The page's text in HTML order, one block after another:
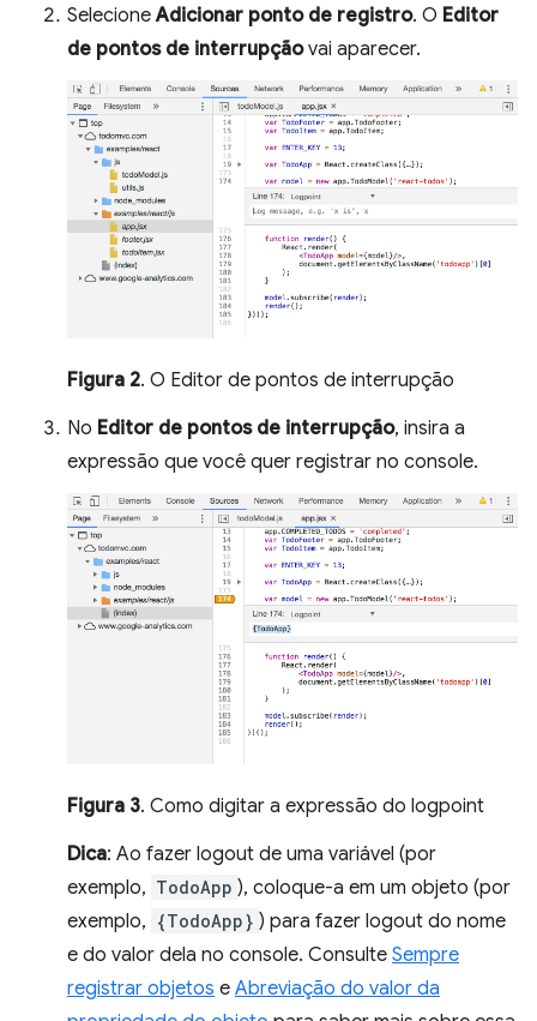
SelecioneAdicionar ponto de registro. O Editor
de pontos de interrupçãovai aparecer.
Figura 2. O Editor de pontos de interrupção
No Editor de pontos de interrupção, insira a
expressão que você quer registrar no console.
Figura 3. Como digitar a expressão do logpoint
Dica: Ao fazer logout de uma variável (por
exemplo, TodoApp ), coloque-a em um objeto (por
exemplo, {TodoApp} ) para fazer logout do nome
e do valor dela no console. Consulte Sempre
registrar objetos e Abreviação do valor da